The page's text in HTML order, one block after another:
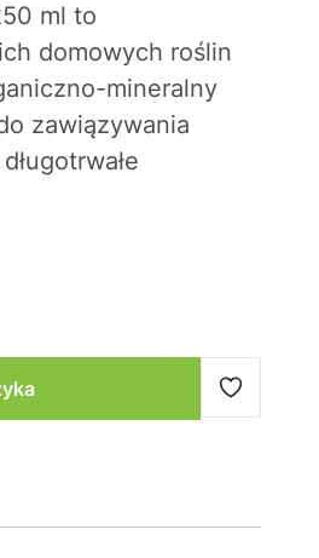
ml to
domowych roślin
mineralny
zawiązywania